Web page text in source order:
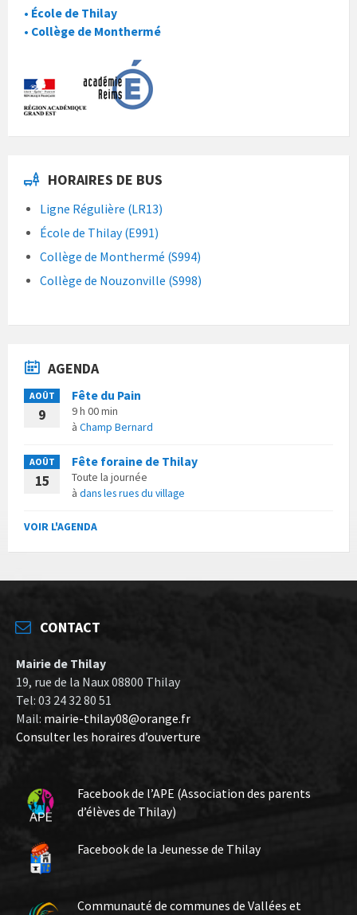
• École de Thilay
• Collège de Monthermé
HORAIRES DE BUS
Ligne Régulière (LR13)
École de Thilay (E991)
Collège de Monthermé (S994)
Collège de Nouzonville (S998)
AGENDA
AOÛT
9
Fête du Pain
9 h 00 min
à Champ Bernard
AOÛT
15
Fête foraine de Thilay
Toute la journée
à dans les rues du village
VOIR L'AGENDA
CONTACT
Mairie de Thilay
19, rue de la Naux 08800 Thilay
Tel: 03 24 32 80 51
Mail: mairie-thilay08@orange.fr
Consulter les horaires d’ouverture
Facebook de l’APE (Association des parents
d’élèves de Thilay)
Facebook de la Jeunesse de Thilay
Communauté de communes de Vallées et